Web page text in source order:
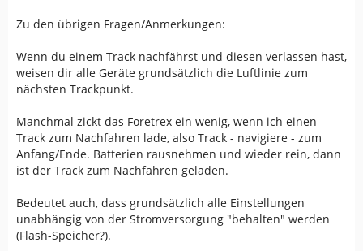
Eine Frage haette ich zu dem Punkt aber ganz konkret,
und zwar: Kann mir jemand sagen, nach wie langer Zeit /
welchem Vorgang der Geko'vergisst', was er zuletzt
gemacht hat?
Hintergrund: Ich fahre angenommenermassen einen
Track ab, und bin noch -sagen wir mal- 10km von einem
Ort entfernt, von dem ich weiss, dass wir da
durchmuessen. Also schalte ich den Geko ab, bis ich da
bin, und erst danach wieder an, um etwas Batterie zu
sparen. Gibt es eine Grenze, wann der Geko nicht mehr
weiss, dass er entlang des gewaehlten Tracks navigieren
soll? Welche waere das?
Ich bin gestern einen Track (teilweise) abgefahren, hab
dann abgeschaltet, heute haette der Geko den Track
weiterverfolgt. Ich war nun halt ganz woanders, und der
Zu den übrigen Fragen/Anmerkungen:
Wenn du einem Track nachfährst und diesen verlassen hast,
weisen dir alle Geräte grundsätzlich die Luftlinie zum
nächsten Trackpunkt.
Manchmal zickt das Foretrex ein wenig, wenn ich einen
Track zum Nachfahren lade, also Track - navigiere - zum
Anfang/Ende. Batterien rausnehmen und wieder rein, dann
ist der Track zum Nachfahren geladen.
Bedeutet auch, dass grundsätzlich alle Einstellungen
unabhängig von der Stromversorgung "behalten" werden
(Flash-Speicher?).